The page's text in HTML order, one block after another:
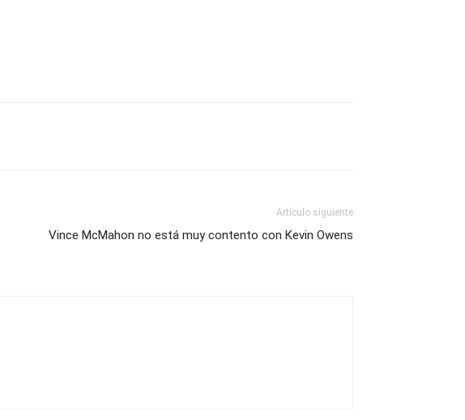
Artículo siguiente
Vince McMahon no está muy contento con Kevin Owens